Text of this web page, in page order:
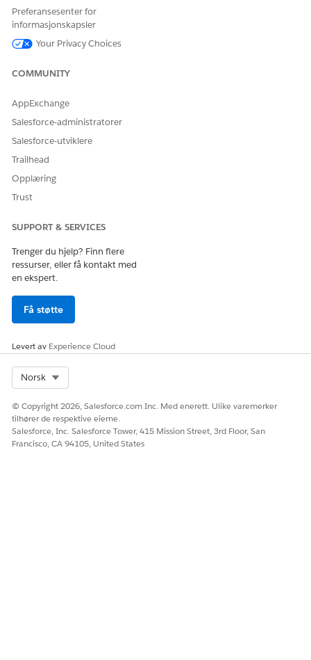
NØDVENDIG
BRUKERTILLATELSE
API-navn
Referansehandlingstype
én eller flere ledetekstmaler?
HJALP DENNE ARTIKKELEN MED Å LØSE PROBLEMET DITT?
La oss få vite det slik at vi kan forbedre!
Preferansesenter for
informasjonskapsler
Your Privacy Choices
COMMUNITY
AppExchange
Salesforce-administratorer
Salesforce-utviklere
Trailhead
Opplæring
Trust
SUPPORT & SERVICES
Trenger du hjelp? Finn flere
ressurser, eller få kontakt med
en ekspert.
Få støtte
Levert av Experience Cloud
Norsk
© Copyright 2026, Salesforce.com Inc. Med enerett. Ulike varemerker
tilhører de respektive eierne.
Salesforce, Inc. Salesforce Tower, 415 Mission Street, 3rd Floor, San
Francisco, CA 94105, United States